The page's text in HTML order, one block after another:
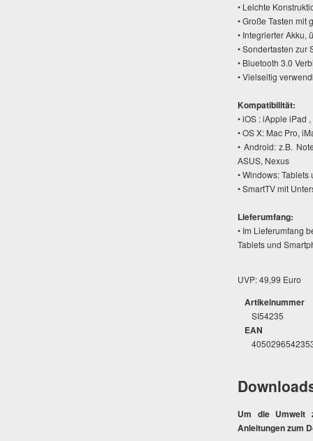
• Leichte
• Große Tasten mit
• Integrierter Akku,
• Sondertasten
• Bluetooth 3.0
• Vielseitig
Kompatibilität:
• iOS : iApple iPad
• OS X: Mac Pro,
• Android: z.B.
ASUS, Nexus
• Windows:
• SmartTV mit
Lieferumfang:
• Im Lieferumfang
Tablets und
UVP: 49,99 Euro
Artikelnummer
SI54235
EAN
Um die Umwelt
Anleitungen zum